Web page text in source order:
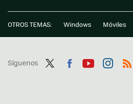
OTROS TEMAS: Windows Móviles
Síguenos